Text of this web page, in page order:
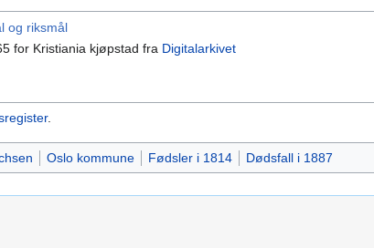
og riksmål
for Kristiania kjøpstad fra Digitalarkivet
.
Oslo kommune Fødsler i 1814 Dødsfall i 1887